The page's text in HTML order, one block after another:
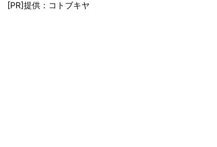
[PR]提供：コトブキヤ